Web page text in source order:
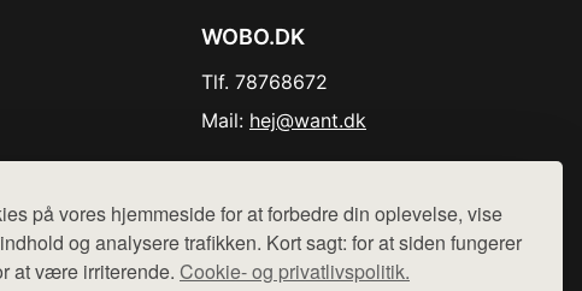
på vores hjemmeside for at forbedre din oplevelse, vise
og analysere trafikken. Kort sagt: for at siden fungerer
at være irriterende. Cookie- og privatlivspolitik.
WOBO.DK
Tlf. 78768672
Mail: hej@want.dk